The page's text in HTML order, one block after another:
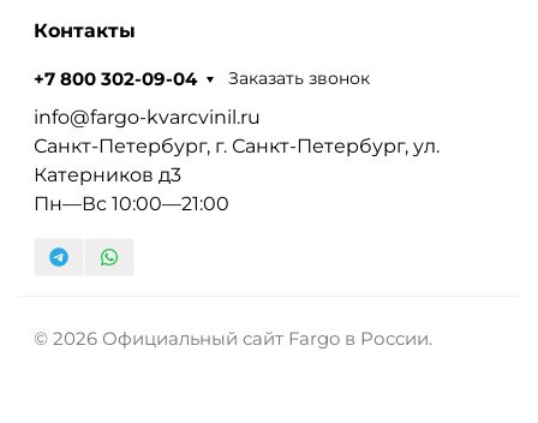
Контакты
+7 800 302-09-04 Заказать звонок
info@fargo-kvarcvinil.ru
Санкт-Петербург, г. Санкт-Петербург, ул.
Катерников д3
Пн—Вс 10:00—21:00
© 2026 Официальный сайт Fargo в России.